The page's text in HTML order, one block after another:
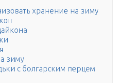
хранение на зиму
зиму
с болгарским перцем